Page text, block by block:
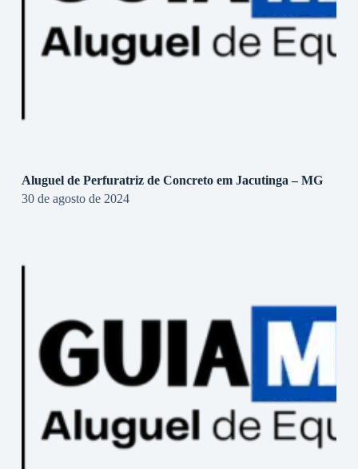
Aluguel de Perfuratriz de Concreto em Jacutinga – MG
30 de agosto de 2024